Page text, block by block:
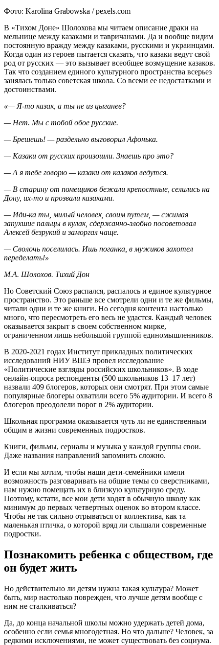
Фото: Karolina Grabowska / pexels.com
В «Тихом Доне» Шолохова мы читаем описание драки на
мельнице между казаками и тавричанами. Да и вообще видим
постоянную вражду между казаками, русскими и украинцами.
Когда один из героев пытается сказать, что казаки ведут свой
род от русских — это вызывает всеобщее возмущение казаков.
Так что созданием единого культурного пространства всерьез
занялась только советская школа. Со всеми ее недостатками и
достоинствами.
«— Я-то казак, а ты не из цыганев?
— Нет. Мы с тобой обое русские.
— Брешешь! — раздельно выговорил Афонька.
— Казаки от русских произошли. Знаешь про это?
— А я тебе говорю — казаки от казаков ведутся.
— В старину от помещиков бежали крепостные, селились на
Дону, их-то и прозвали казаками.
— Иди-ка ты, милый человек, своим путем, — сжимая
запухшие пальцы в кулак, сдержанно-злобно посоветовал
Алексей безрукий и заморгал чаще.
— Сволочь поселилась. Ишь поганка, в мужиков захотел
переделать!»
М.А. Шолохов. Тихий Дон
Но Советский Союз распался, распалось и единое культурное
пространство. Это раньше все смотрели одни и те же фильмы,
читали одни и те же книги. Но сегодня контента настолько
много, что пересмотреть его весь не удастся. Каждый человек
оказывается закрыт в своем собственном мирке,
ограниченном лишь небольшой группой единомышленников.
В 2020-2021 годах Институт прикладных политических
исследований НИУ ВШЭ провел исследование
«Политические взгляды российских школьников». В ходе
онлайн-опроса респонденты (500 школьников 13–17 лет)
назвали 409 блогеров, которых они смотрят. При этом самые
популярные блогеры охватили всего 5% аудитории. И всего 8
блогеров преодолели порог в 2% аудитории.
Школьная программа оказывается чуть ли не единственным
общим в жизни современных подростков.
Книги, фильмы, сериалы и музыка у каждой группы свои.
Даже названия направлений запомнить сложно.
И если мы хотим, чтобы наши дети-семейники имели
возможность разговаривать на общие темы со сверстниками,
нам нужно помещать их в близкую культурную среду.
Поэтому, кстати, все мои дети ходят в обычную школу как
минимум до первых четвертных оценок во втором классе.
Чтобы не так сильно отрываться от коллектива, как та
маленькая птичка, о которой вряд ли слышали современные
подростки.
Познакомить ребенка с обществом, где
он будет жить
Но действительно ли детям нужна такая культура? Может
быть, мир настолько поврежден, что лучше детям вообще с
ним не сталкиваться?
Да, до конца начальной школы можно удержать детей дома,
особенно если семья многодетная. Но что дальше? Человек, за
редкими исключениями, не может существовать без социума.